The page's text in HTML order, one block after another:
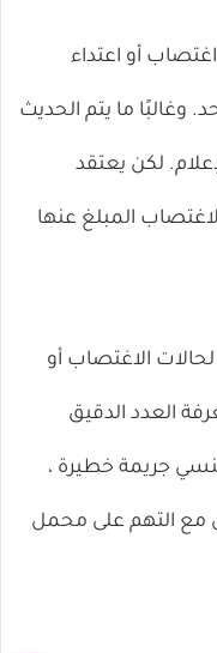
أو اعتداء
ما يتم الحديث
لكن يعتقد
من حالات الاغتصاب المبلغ عنها
الاغتصاب أو
العدد الدقيق
جريمة خطيرة ،
مع التهم على محمل